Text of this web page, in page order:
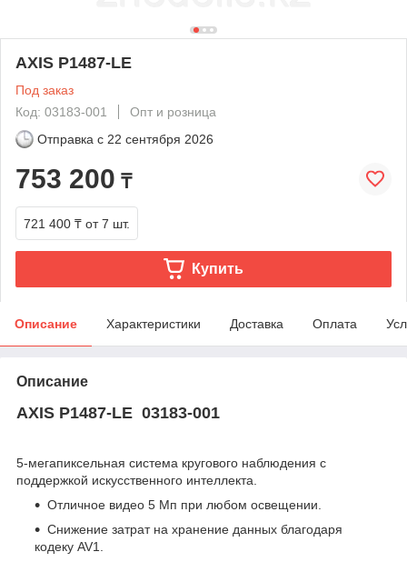
AXIS P1487-LE
Под заказ
Код: 03183-001
Опт и розница
Отправка с 22 сентября 2026
753 200 ₸
721 400 ₸ от 7 шт.
Купить
Описание Характеристики Доставка Оплата
Описание
AXIS P1487-LE 03183-001
5-мегапиксельная система кругового наблюдения с
поддержкой искусственного интеллекта.
Отличное видео 5 Мп при любом освещении.
Снижение затрат на хранение данных благодаря
кодеку AV1.